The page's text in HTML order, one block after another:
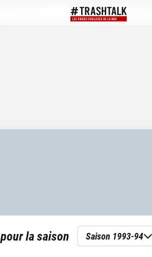
pour la saison Saison 1993-94